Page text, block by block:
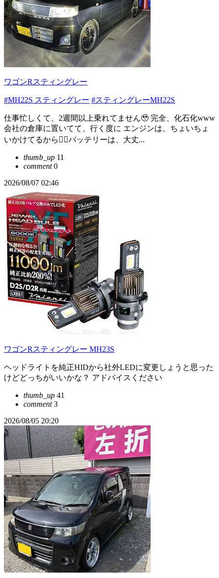
ワゴンRスティングレー
#MH22S スティングレー #スティングレーMH22S
仕事忙しくて、2週間以上乗れてません🥹 完全、化石化www
会社の倉庫に置いてて、行く度に エンジンは、ちょいちょ
いかけてるから🙂‍↕️バッテリーは、大丈...
thumb_up 11
comment0
2026/08/07 02:46
ワゴンRスティングレー MH23S
ヘッドライトを純正HIDから社外LEDに変更しょうと思った
けどどっちがいいかな？ アドバイスください
thumb_up 41
comment3
2026/08/05 20:20